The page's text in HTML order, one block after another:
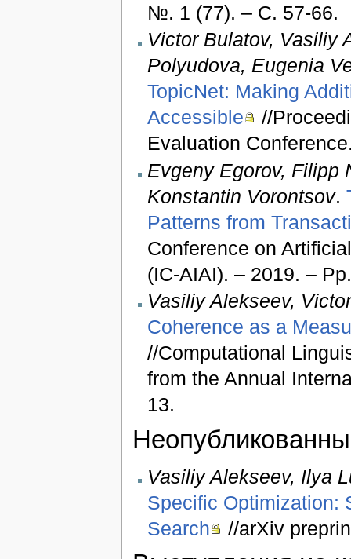
№. 1 (77). – С. 57-66.
Victor Bulatov, Vasiliy
Polyudova, Eugenia
TopicNet: Making
Accessible
//
Evaluation
Evgeny Egorov, Filipp
Konstantin Vorontsov.
Patterns from
Conference on
(IC-AIAI). – 2019. –
Vasiliy Alekseev,
Coherence as a
//Computational
from the Annual
13.
Vasiliy Alekseev, Ilya
Specific Optimization:
Search
//arXiv